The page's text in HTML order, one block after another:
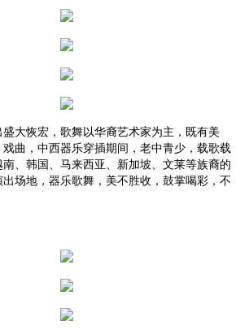
大恢宏，歌舞以华裔艺术家为主，既有美
曲，中西器乐穿插期间，老中青少，载歌载
、韩国、马来西亚、新加坡、文莱等族裔的
场地，器乐歌舞，美不胜收，鼓掌喝彩，不